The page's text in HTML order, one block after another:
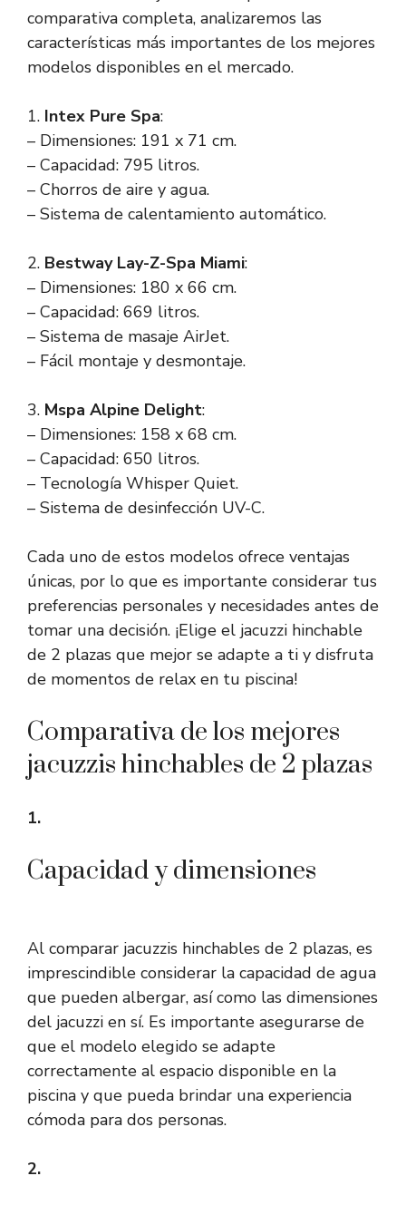
comparativa completa, analizaremos las
características más importantes de los mejores
modelos disponibles en el mercado.
1. Intex Pure Spa:
– Dimensiones: 191 x 71 cm.
– Capacidad: 795 litros.
– Chorros de aire y agua.
– Sistema de calentamiento automático.
2. Bestway Lay-Z-Spa Miami:
– Dimensiones: 180 x 66 cm.
– Capacidad: 669 litros.
– Sistema de masaje AirJet.
– Fácil montaje y desmontaje.
3. Mspa Alpine Delight:
– Dimensiones: 158 x 68 cm.
– Capacidad: 650 litros.
– Tecnología Whisper Quiet.
– Sistema de desinfección UV-C.
Cada uno de estos modelos ofrece ventajas
únicas, por lo que es importante considerar tus
preferencias personales y necesidades antes de
tomar una decisión. ¡Elige el jacuzzi hinchable
de 2 plazas que mejor se adapte a ti y disfruta
de momentos de relax en tu piscina!
Comparativa de los mejores
jacuzzis hinchables de 2 plazas
1.
Capacidad y dimensiones
Al comparar jacuzzis hinchables de 2 plazas, es
imprescindible considerar la capacidad de agua
que pueden albergar, así como las dimensiones
del jacuzzi en sí. Es importante asegurarse de
que el modelo elegido se adapte
correctamente al espacio disponible en la
piscina y que pueda brindar una experiencia
cómoda para dos personas.
2.